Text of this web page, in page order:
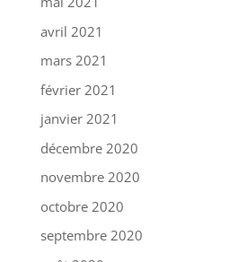
avril 2021
mars 2021
février 2021
janvier 2021
décembre 2020
novembre 2020
octobre 2020
septembre 2020